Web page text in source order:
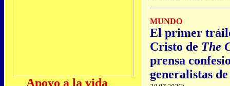
MUNDO
El primer
Cristo de The
prensa
generalistas
Apoyo a la vida